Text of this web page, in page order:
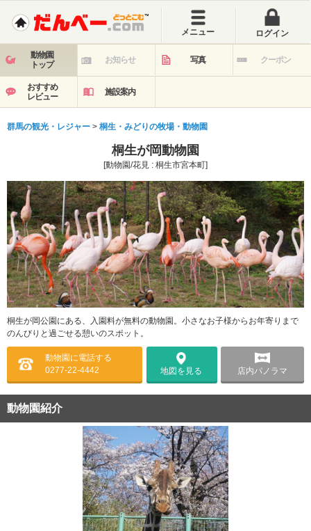
メニュー ログイン
動物園
トップ
お知らせ 写真 クーポン
おすすめ
レビュー
施設案内
群馬の観光・レジャー > 桐生・みどりの牧場・動物園
桐生が岡動物園
[動物園/花見 : 桐生市宮本町]
桐生が岡公園にある、入園料が無料の動物園。小さなお子様からお年寄りまで
のんびりと過ごせる憩いのスポット。
動物園に電話する
0277-22-4442
地図を見る 店内パノラマ
動物園紹介